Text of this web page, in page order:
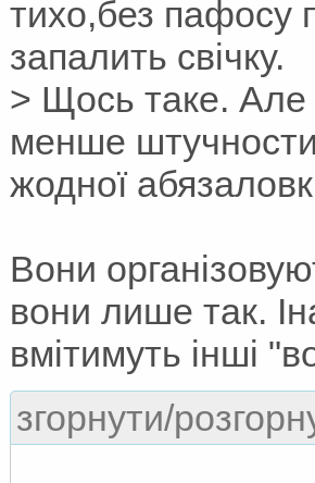
тихо,без пафосу
запалить свічку.
> Щось таке. Але
менше
жодної
Вони
вони лише так.
вмітимуть інші
згорнути/